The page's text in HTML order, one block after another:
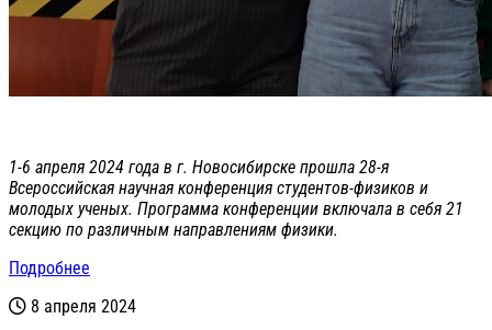
1-6 апреля 2024 года в г. Новосибирске прошла 28-я
Всероссийская научная конференция студентов-физиков и
молодых ученых. Программа конференции включала в себя 21
секцию по различным направлениям физики.
Подробнее
8 апреля 2024